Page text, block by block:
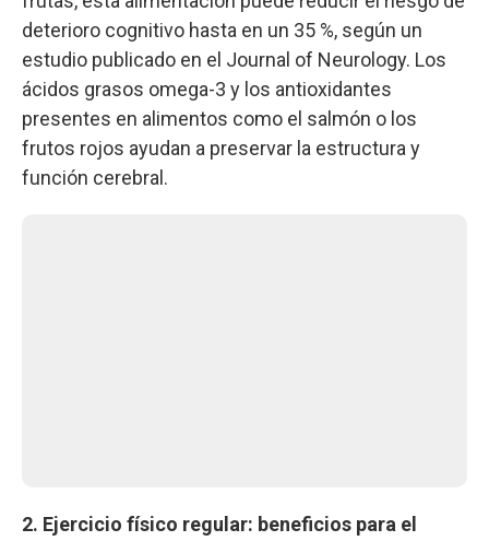
deterioro cognitivo hasta en un 35 %, según un
estudio publicado en el Journal of Neurology. Los
ácidos grasos omega-3 y los antioxidantes
presentes en alimentos como el salmón o los
frutos rojos ayudan a preservar la estructura y
función cerebral.
2. Ejercicio físico regular: beneficios para el